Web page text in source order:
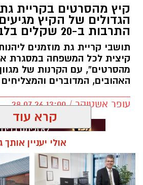
של פעילויות ואירועי קיץ ברחבי
למשפחות וגם למבוגרים.
בפיקניק משפחות ברחבת בית
גת. מחיר ההשתתפות עומד על 10 שקלים.
ביום שני
תתקיים בבית יוסי שמילה סדנת
גלוטן לילדים, במחיר של 35 שקלים.
ביום
קיץ מהסרטים בקריית
הגדולים של הקיץ
התרבות ב-20 שקלים בלבד
תושבי קריית גת מוזמנים
קיצית לכל המשפחה במסגרת
מהסרטים”, עם הקרנות של
האהובים, המדוברים
עופר אשטוקר / 13:00 28.07.26
תגים:סרטים ב-20 שקלים בקריית גת
קרא עוד
אולי יעניין אותך